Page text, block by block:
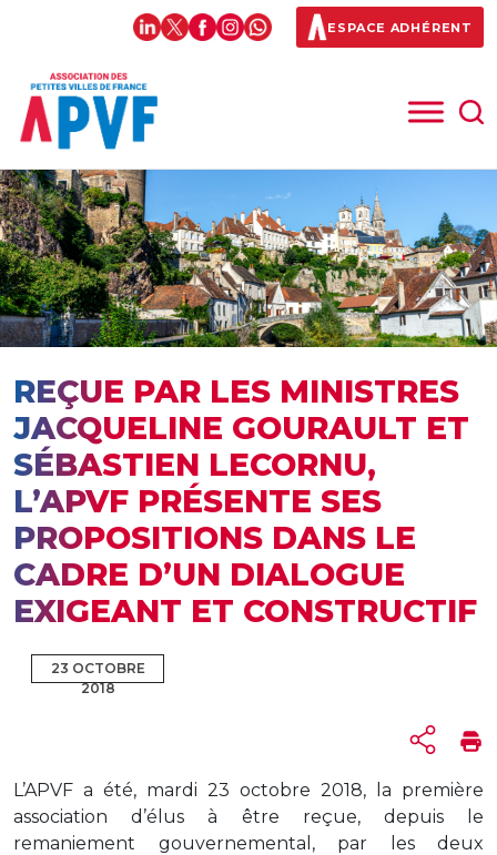
ESPACE ADHÉRENT
REÇUE PAR LES MINISTRES
JACQUELINE GOURAULT ET
SÉBASTIEN LECORNU,
L’APVF PRÉSENTE SES
PROPOSITIONS DANS LE
CADRE D’UN DIALOGUE
EXIGEANT ET CONSTRUCTIF
23 OCTOBRE
2018
L’APVF a été, mardi 23 octobre 2018, la première
association d’élus à être reçue, depuis le
remaniement gouvernemental, par les deux